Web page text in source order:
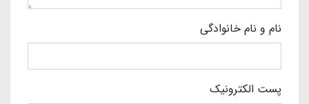
نام و نام خانوادگی
پست الکترونیک